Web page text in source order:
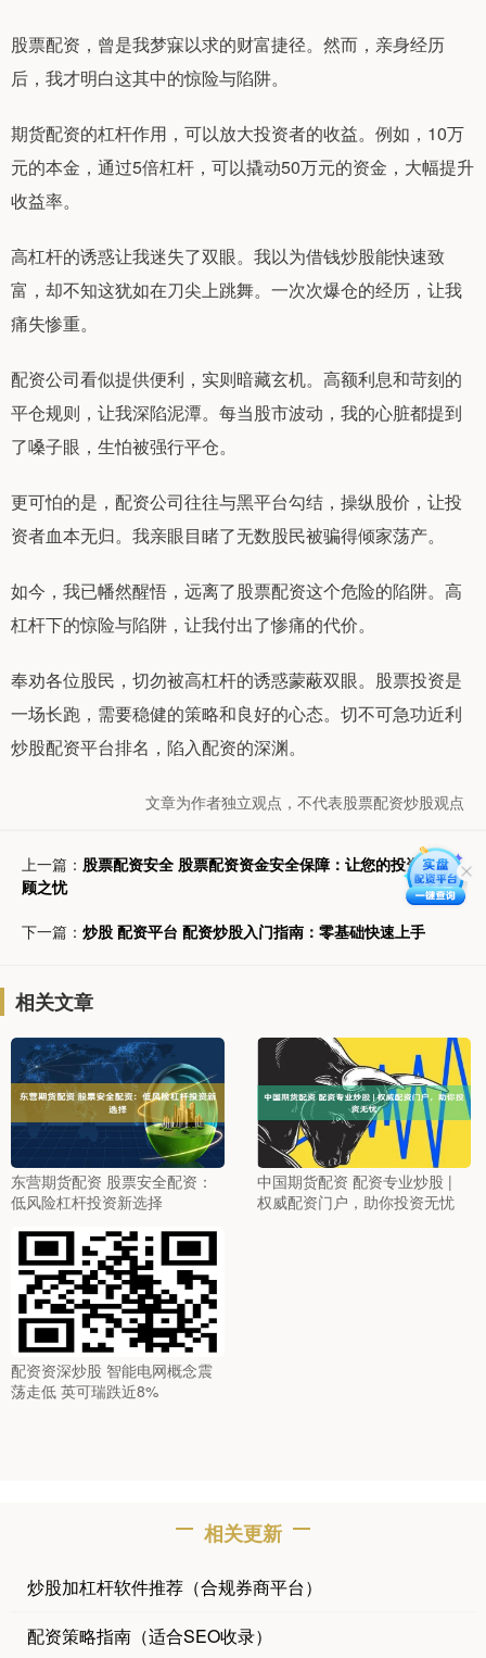
股票配资，曾是我梦寐以求的财富捷径。然而，亲身经历
后，我才明白这其中的惊险与陷阱。
期货配资的杠杆作用，可以放大投资者的收益。例如，10万
元的本金，通过5倍杠杆，可以撬动50万元的资金，大幅提升
收益率。
高杠杆的诱惑让我迷失了双眼。我以为借钱炒股能快速致
富，却不知这犹如在刀尖上跳舞。一次次爆仓的经历，让我
痛失惨重。
配资公司看似提供便利，实则暗藏玄机。高额利息和苛刻的
平仓规则，让我深陷泥潭。每当股市波动，我的心脏都提到
了嗓子眼，生怕被强行平仓。
更可怕的是，配资公司往往与黑平台勾结，操纵股价，让投
资者血本无归。我亲眼目睹了无数股民被骗得倾家荡产。
如今，我已幡然醒悟，远离了股票配资这个危险的陷阱。高
杠杆下的惊险与陷阱，让我付出了惨痛的代价。
奉劝各位股民，切勿被高杠杆的诱惑蒙蔽双眼。股票投资是
一场长跑，需要稳健的策略和良好的心态。切不可急功近利
炒股配资平台排名，陷入配资的深渊。
文章为作者独立观点，不代表股票配资炒股观点
上一篇： 股票配资安全 股票配资资金安全保障：让您的投资无后
顾之忧
下一篇： 炒股 配资平台 配资炒股入门指南：零基础快速上手
相关文章
东营期货配资 股票安全配资：
低风险杠杆投资新选择
中国期货配资 配资专业炒股 |
权威配资门户，助你投资无忧
配资资深炒股 智能电网概念震
荡走低 英可瑞跌近8%
相关更新
炒股加杠杆软件推荐（合规券商平台）
配资策略指南（适合SEO收录）